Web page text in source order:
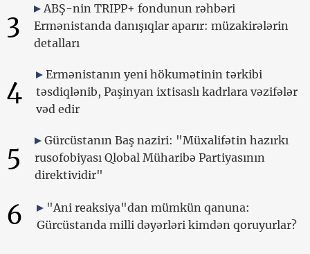
3
ABŞ-nin TRIPP+ fondunun rəhbəri
Ermənistanda danışıqlar aparır: müzakirələrin
detalları
4
Ermənistanın yeni hökumətinin tərkibi
təsdiqlənib, Paşinyan ixtisaslı kadrlara vəzifələr
vəd edir
5
Gürcüstanın Baş naziri: "Müxalifətin hazırkı
rusofobiyası Qlobal Müharibə Partiyasının
direktividir"
6
"Ani reaksiya"dan mümkün qanuna:
Gürcüstanda milli dəyərləri kimdən qoruyurlar?